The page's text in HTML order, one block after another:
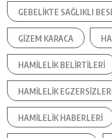
GEBELIKTE SAĞLIKLI
GIZEM KARACA
HAMILELIK BELIRTILERI
HAMILELIK
HAMILELIK HABERLERI